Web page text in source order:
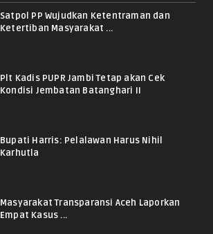
Satpol PP Wujudkan Ketentraman dan
Ketertiban Masyarakat ...
Plt Kadis PUPR Jambi Tetap akan Cek
Kondisi Jembatan Batanghari II
Bupati Harris: Pelalawan Harus Nihil
Karhutla
Masyarakat Transparansi Aceh Laporkan
Empat Kasus ...